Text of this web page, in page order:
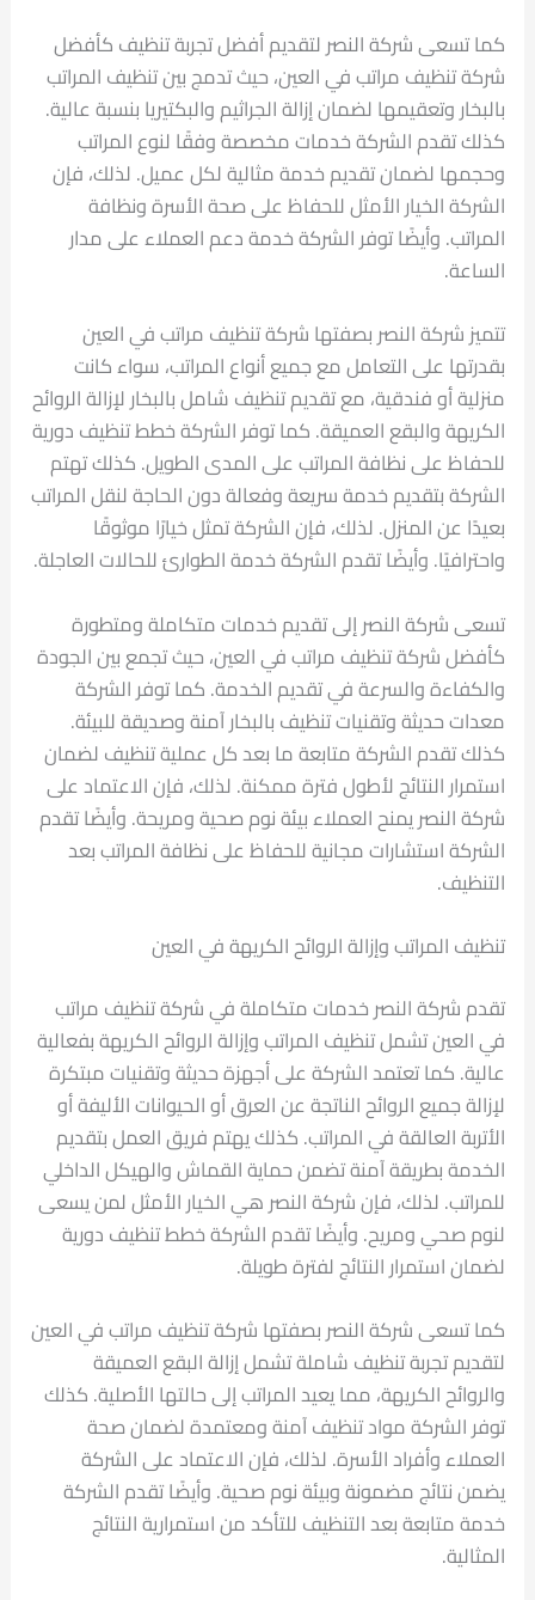
كما تسعى شركة النصر لتقديم أفضل تجربة تنظيف كأفضل
شركة تنظيف مراتب في العين، حيث تدمج بين تنظيف المراتب
بالبخار وتعقيمها لضمان إزالة الجراثيم والبكتيريا بنسبة عالية.
كذلك تقدم الشركة خدمات مخصصة وفقًا لنوع المراتب
وحجمها لضمان تقديم خدمة مثالية لكل عميل. لذلك، فإن
الشركة الخيار الأمثل للحفاظ على صحة الأسرة ونظافة
المراتب. وأيضًا توفر الشركة خدمة دعم العملاء على مدار
الساعة.
تتميز شركة النصر بصفتها شركة تنظيف مراتب في العين
بقدرتها على التعامل مع جميع أنواع المراتب، سواء كانت
منزلية أو فندقية، مع تقديم تنظيف شامل بالبخار لإزالة الروائح
الكريهة والبقع العميقة. كما توفر الشركة خطط تنظيف دورية
للحفاظ على نظافة المراتب على المدى الطويل. كذلك تهتم
الشركة بتقديم خدمة سريعة وفعالة دون الحاجة لنقل المراتب
بعيدًا عن المنزل. لذلك، فإن الشركة تمثل خيارًا موثوقًا
واحترافيًا. وأيضًا تقدم الشركة خدمة الطوارئ للحالات العاجلة.
تسعى شركة النصر إلى تقديم خدمات متكاملة ومتطورة
كأفضل شركة تنظيف مراتب في العين، حيث تجمع بين الجودة
والكفاءة والسرعة في تقديم الخدمة. كما توفر الشركة
معدات حديثة وتقنيات تنظيف بالبخار آمنة وصديقة للبيئة.
كذلك تقدم الشركة متابعة ما بعد كل عملية تنظيف لضمان
استمرار النتائج لأطول فترة ممكنة. لذلك، فإن الاعتماد على
شركة النصر يمنح العملاء بيئة نوم صحية ومريحة. وأيضًا تقدم
الشركة استشارات مجانية للحفاظ على نظافة المراتب بعد
التنظيف.
تنظيف المراتب وإزالة الروائح الكريهة في العين
تقدم شركة النصر خدمات متكاملة في شركة تنظيف مراتب
في العين تشمل تنظيف المراتب وإزالة الروائح الكريهة بفعالية
عالية. كما تعتمد الشركة على أجهزة حديثة وتقنيات مبتكرة
لإزالة جميع الروائح الناتجة عن العرق أو الحيوانات الأليفة أو
الأتربة العالقة في المراتب. كذلك يهتم فريق العمل بتقديم
الخدمة بطريقة آمنة تضمن حماية القماش والهيكل الداخلي
للمراتب. لذلك، فإن شركة النصر هي الخيار الأمثل لمن يسعى
لنوم صحي ومريح. وأيضًا تقدم الشركة خطط تنظيف دورية
لضمان استمرار النتائج لفترة طويلة.
كما تسعى شركة النصر بصفتها شركة تنظيف مراتب في العين
لتقديم تجربة تنظيف شاملة تشمل إزالة البقع العميقة
والروائح الكريهة، مما يعيد المراتب إلى حالتها الأصلية. كذلك
توفر الشركة مواد تنظيف آمنة ومعتمدة لضمان صحة
العملاء وأفراد الأسرة. لذلك، فإن الاعتماد على الشركة
يضمن نتائج مضمونة وبيئة نوم صحية. وأيضًا تقدم الشركة
خدمة متابعة بعد التنظيف للتأكد من استمرارية النتائج
المثالية.